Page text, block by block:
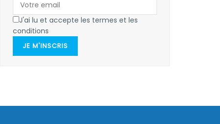
J'ai lu et accepte les termes et les
conditions
JE M'INSCRIS